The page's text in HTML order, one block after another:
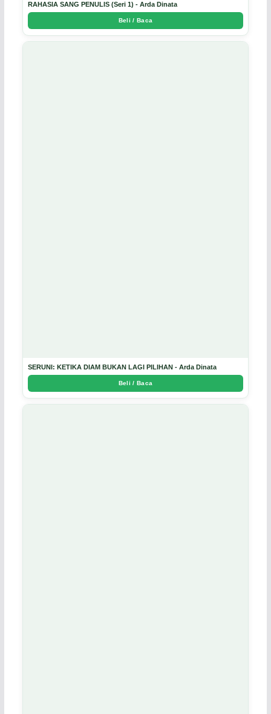
RAHASIA SANG PENULIS (Seri 1) - Arda Dinata
Beli / Baca
SERUNI: KETIKA DIAM BUKAN LAGI PILIHAN - Arda Dinata
Beli / Baca